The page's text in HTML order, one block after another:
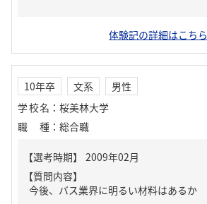
体験記の詳細はこちら
10年卒 文系
男性
学校名 ： 桜美林大学
職種 ： 総合職
【質問内容】
今後、バス業界に明るい材料はあるか